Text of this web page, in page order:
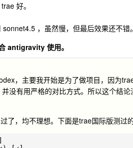
好。
，虽然慢，但最后效果还不错
antigravity 使用。
，主要我开始是为了做项目，因为
没有用严格的对比方式。所以这个结
了，均不理想。下面是trae国际版测过的